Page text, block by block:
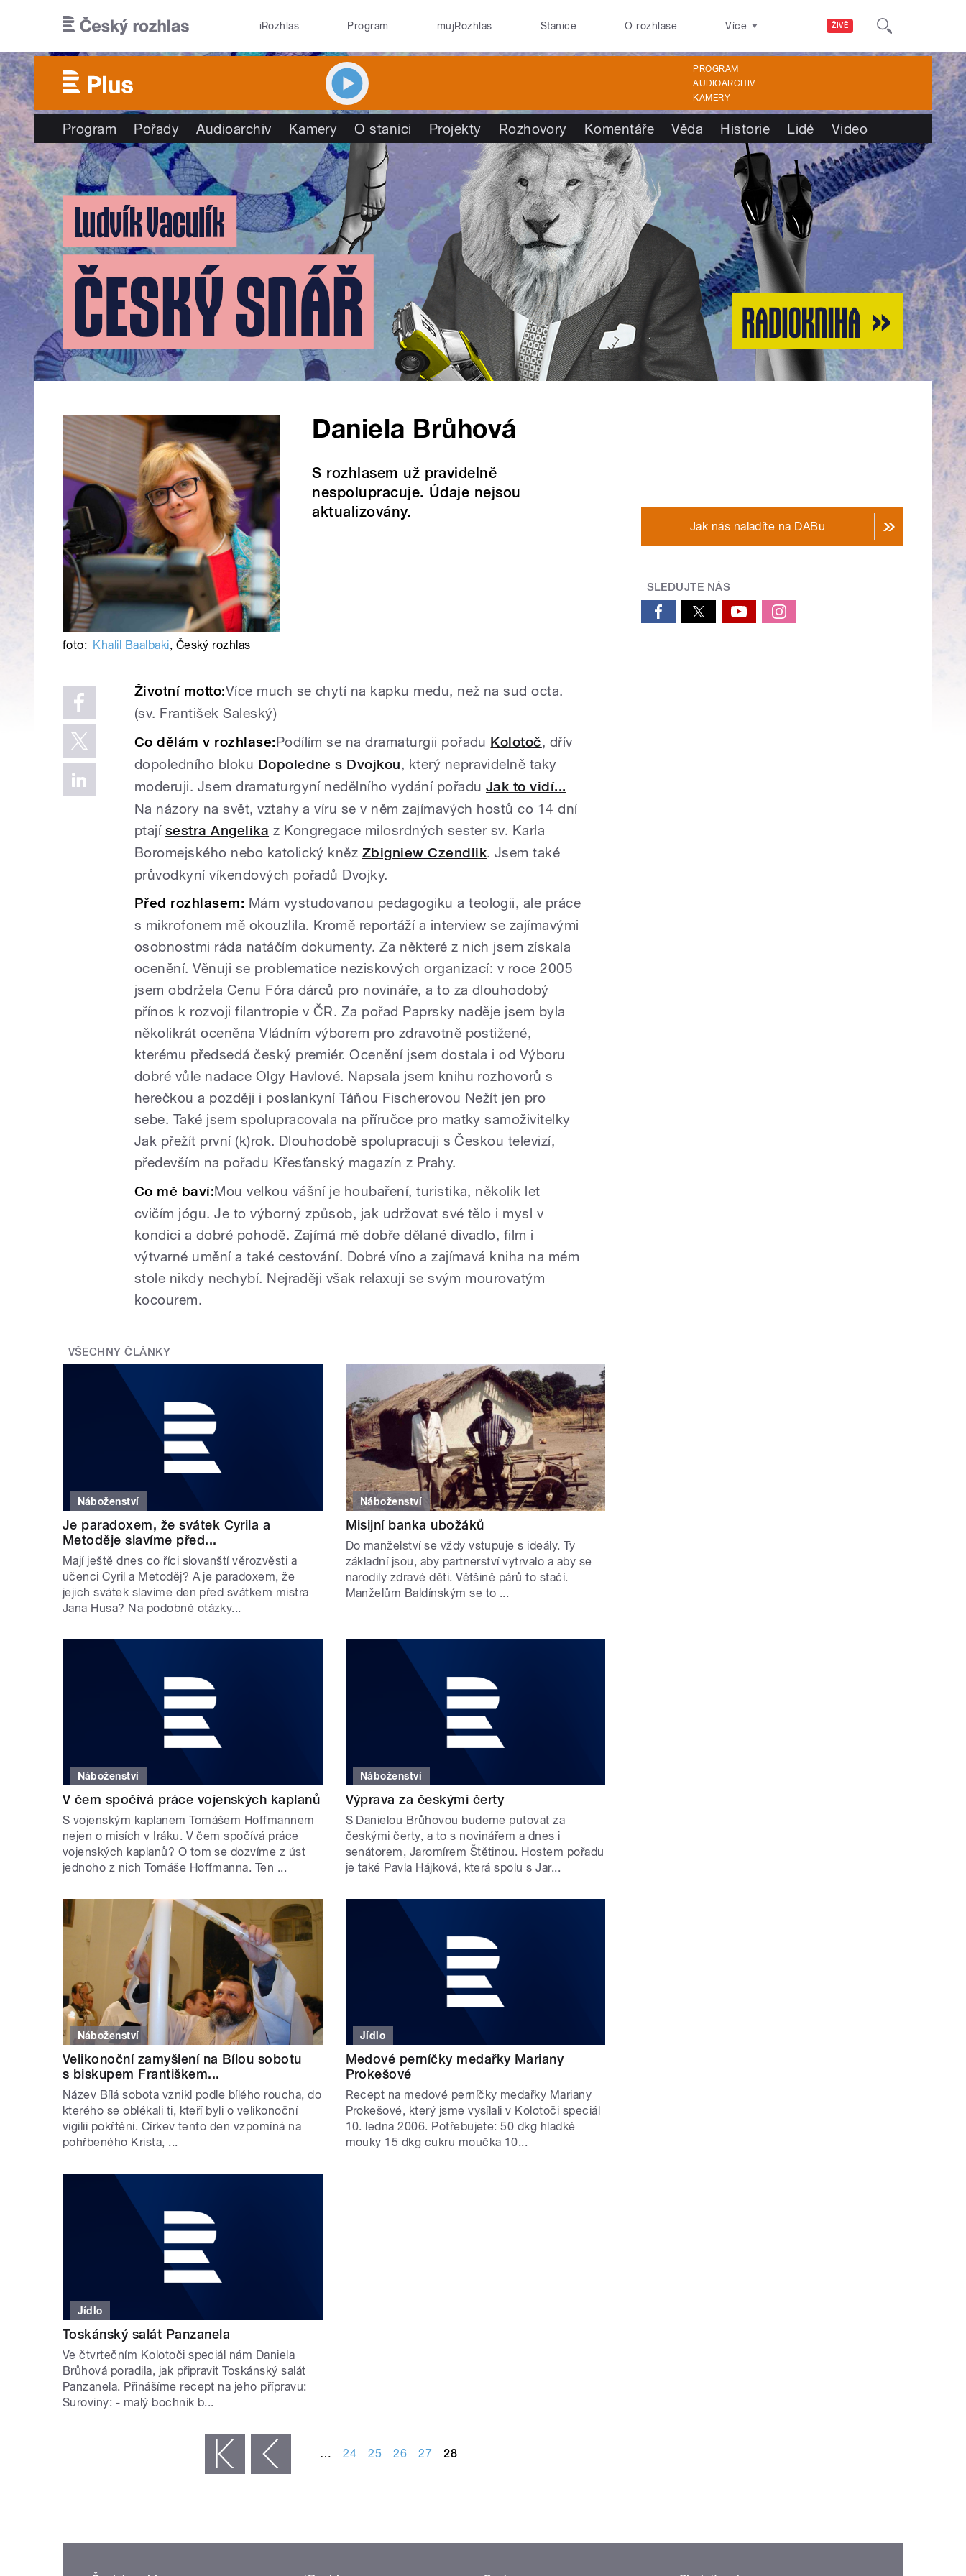
ŽIVĚ
iRozhlas Program mujRozhlas Stanice O rozhlase Více
PROGRAM
AUDIOARCHIV
KAMERY
Program Pořady Audioarchiv Kamery O stanici Projekty Rozhovory Komentáře Věda Historie Lidé Video
Daniela Brůhová
S rozhlasem už pravidelně
nespolupracuje. Údaje nejsou
aktualizovány.
foto: Khalil Baalbaki, Český rozhlas
Životní motto:Více much se chytí na kapku medu, než na sud octa.
(sv. František Saleský)
Co dělám v rozhlase:Podílím se na dramaturgii pořadu Kolotoč, dřív
dopoledního bloku Dopoledne s Dvojkou, který nepravidelně taky
moderuji. Jsem dramaturgyní nedělního vydání pořadu Jak to vidí...
Na názory na svět, vztahy a víru se v něm zajímavých hostů co 14 dní
ptají sestra Angelika z Kongregace milosrdných sester sv. Karla
Boromejského nebo katolický kněz Zbigniew Czendlik. Jsem také
průvodkyní víkendových pořadů Dvojky.
Před rozhlasem: Mám vystudovanou pedagogiku a teologii, ale práce
s mikrofonem mě okouzlila. Kromě reportáží a interview se zajímavými
osobnostmi ráda natáčím dokumenty. Za některé z nich jsem získala
ocenění. Věnuji se problematice neziskových organizací: v roce 2005
jsem obdržela Cenu Fóra dárců pro novináře, a to za dlouhodobý
přínos k rozvoji filantropie v ČR. Za pořad Paprsky naděje jsem byla
několikrát oceněna Vládním výborem pro zdravotně postižené,
kterému předsedá český premiér. Ocenění jsem dostala i od Výboru
dobré vůle nadace Olgy Havlové. Napsala jsem knihu rozhovorů s
herečkou a později i poslankyní Táňou Fischerovou Nežít jen pro
sebe. Také jsem spolupracovala na příručce pro matky samoživitelky
Jak přežít první (k)rok. Dlouhodobě spolupracuji s Českou televizí,
především na pořadu Křesťanský magazín z Prahy.
Co mě baví:Mou velkou vášní je houbaření, turistika, několik let
cvičím jógu. Je to výborný způsob, jak udržovat své tělo i mysl v
kondici a dobré pohodě. Zajímá mě dobře dělané divadlo, film i
výtvarné umění a také cestování. Dobré víno a zajímavá kniha na mém
stole nikdy nechybí. Nejraději však relaxuji se svým mourovatým
kocourem.
VŠECHNY ČLÁNKY
Náboženství
Je paradoxem, že svátek Cyrila a
Metoděje slavíme před...
Mají ještě dnes co říci slovanští věrozvěsti a
učenci Cyril a Metoděj? A je paradoxem, že
jejich svátek slavíme den před svátkem mistra
Jana Husa? Na podobné otázky...
Náboženství
Misijní banka ubožáků
Do manželství se vždy vstupuje s ideály. Ty
základní jsou, aby partnerství vytrvalo a aby se
narodily zdravé děti. Většině párů to stačí.
Manželům Baldínským se to ...
Náboženství
V čem spočívá práce vojenských kaplanů
S vojenským kaplanem Tomášem Hoffmannem
nejen o misích v Iráku. V čem spočívá práce
vojenských kaplanů? O tom se dozvíme z úst
jednoho z nich Tomáše Hoffmanna. Ten ...
Náboženství
Výprava za českými čerty
S Danielou Brůhovou budeme putovat za
českými čerty, a to s novinářem a dnes i
senátorem, Jaromírem Štětinou. Hostem pořadu
je také Pavla Hájková, která spolu s Jar...
Náboženství
Velikonoční zamyšlení na Bílou sobotu
s biskupem Františkem...
Název Bílá sobota vznikl podle bílého roucha, do
kterého se oblékali ti, kteří byli o velikonoční
vigilii pokřtěni. Církev tento den vzpomíná na
pohřbeného Krista, ...
Jídlo
Medové perníčky medařky Mariany
Prokešové
Recept na medové perníčky medařky Mariany
Prokešové, který jsme vysílali v Kolotoči speciál
10. ledna 2006. Potřebujete: 50 dkg hladké
mouky 15 dkg cukru moučka 10...
Jídlo
Toskánský salát Panzanela
Ve čtvrtečním Kolotoči speciál nám Daniela
Brůhová poradila, jak připravit Toskánský salát
Panzanela. Přinášíme recept na jeho přípravu:
Suroviny: - malý bochník b...
‹ předchozí … 24 25 26 27 28
Jak nás naladíte na DABu
SLEDUJTE NÁS